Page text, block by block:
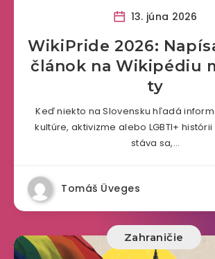
13. júna 2026
WikiPride 2026:
článok na Wikipédiu
ty
Keď niekto na Slovensku hľadá
kultúre, aktivizme alebo LGBTI+
stáva sa,…
Tomáš Üveges
Zahraničie